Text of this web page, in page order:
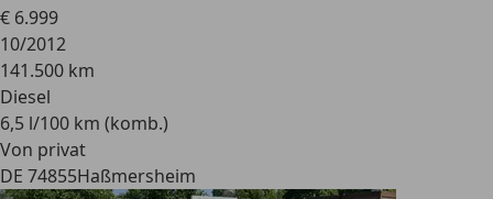
€ 6.999
10/2012
141.500 km
Diesel
6,5 l/100 km (komb.)
Von privat
DE 74855Haßmersheim